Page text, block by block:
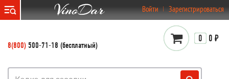
Войти Зарегистрироваться
8(800) 500-71-18 (бесплатный)
0 0 ₽